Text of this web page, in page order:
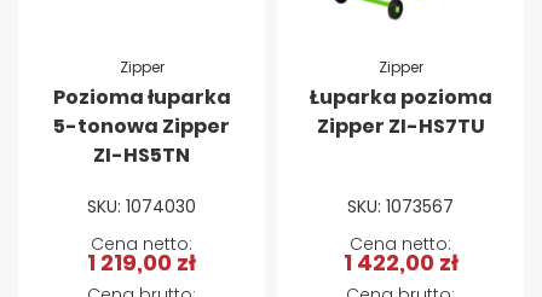
Zipper
Pozioma łuparka
5-tonowa Zipper
ZI-HS5TN
SKU: 1074030
1 219,00 zł
Zipper
Łuparka pozioma
Zipper ZI-HS7TU
SKU: 1073567
1 422,00 zł